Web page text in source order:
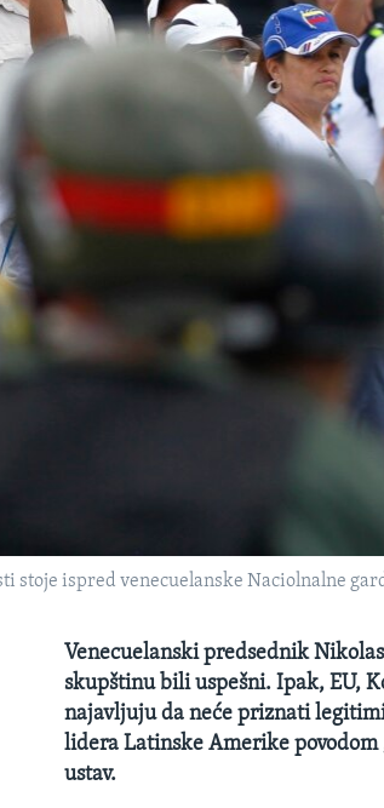
stoje ispred venecuelanske Naciolnalne
Venecuelanski predsednik
skupštinu bili uspešni. Ipak, EU,
najavljuju da neće priznati
lidera Latinske Amerike
ustav.